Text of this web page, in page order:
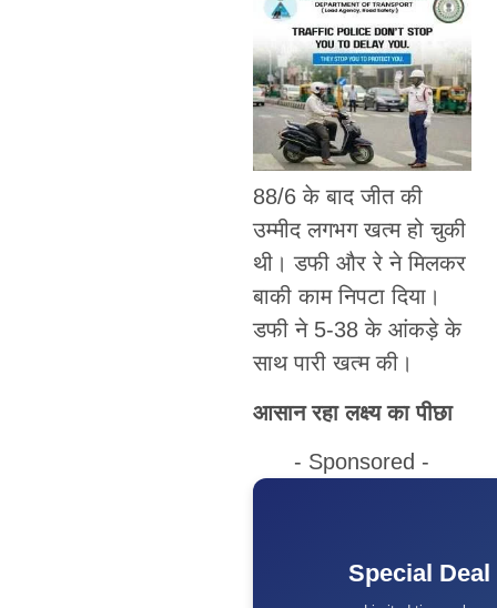
88/6 के बाद जीत की
उम्मीद लगभग खत्म हो चुकी
थी। डफी और रे ने मिलकर
बाकी काम निपटा दिया।
डफी ने 5-38 के आंकड़े के
साथ पारी खत्म की।
आसान रहा लक्ष्य का पीछा
- Sponsored -
Special Deal